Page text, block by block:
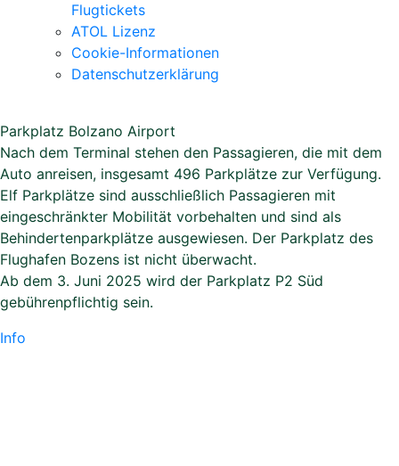
Flugtickets
ATOL Lizenz
Cookie-Informationen
Datenschutzerklärung
Parkplatz Bolzano Airport
Nach dem Terminal stehen den Passagieren, die mit dem
Auto anreisen, insgesamt 496 Parkplätze zur Verfügung.
Elf Parkplätze sind ausschließlich Passagieren mit
eingeschränkter Mobilität vorbehalten und sind als
Behindertenparkplätze ausgewiesen. Der Parkplatz des
Flughafen Bozens ist nicht überwacht.
Ab dem 3. Juni 2025 wird der Parkplatz P2 Süd
gebührenpflichtig sein.
Info